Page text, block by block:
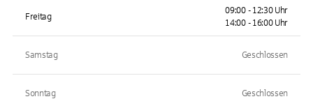
Freitag
09:00 - 12:30 Uhr
14:00 - 16:00 Uhr
Samstag Geschlossen
Sonntag Geschlossen